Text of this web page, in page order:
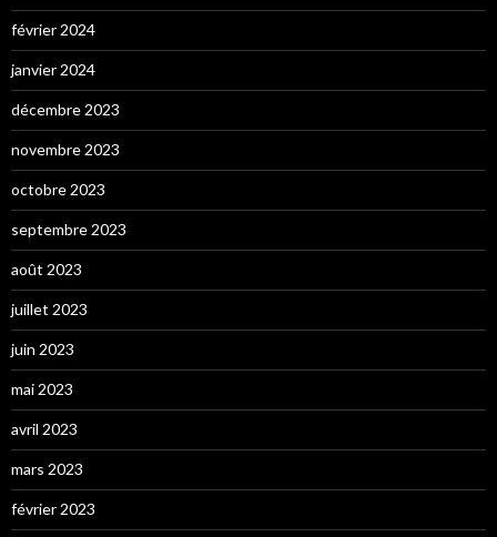
février 2024
janvier 2024
décembre 2023
novembre 2023
octobre 2023
septembre 2023
août 2023
juillet 2023
juin 2023
mai 2023
avril 2023
mars 2023
février 2023